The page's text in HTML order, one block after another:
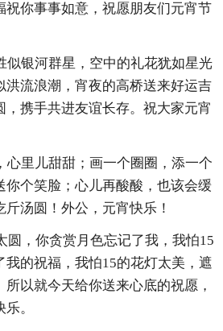
祝你事事如意，祝愿朋友们元宵节
似银河群星，空中的礼花犹如星光
洪流浪潮，宵夜的高桥送来好运吉
，携手共进友谊长存。祝大家元宵
心里儿甜甜；画一个圈圈，添一个
你个笑脸；心儿再酸酸，也该会缓
汤圆！外公，元宵快乐！
圆，你贪赏月色忘记了我，我怕15
我的祝福，我怕15的花灯太美，遮
以就今天给你送来心底的祝愿，
。